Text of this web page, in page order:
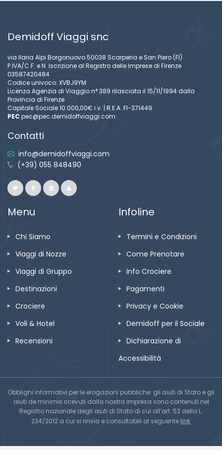
Demidoff Viaggi snc
via Ilaria Alpi Borgonuovo 50038 Scarperia e San Piero (FI)
P.IVA/C.F. e N. Iscrizione al Registro delle Imprese di Firenze
03587420484
Codice univoco: XVBJ9YM
Licenza Agenzia di Viaggio n° 389 rilasciata il 15/11/1994 dalla
Provincia di Firenze
Capitale Sociale 10.000,00€ i.v. | R.E.A. FI-371449
PEC pec@pec.demidoffviaggi.com
Contatti
info@demidoffviaggi.com
(+39) 055 848490
Menu
Chi Siamo
Viaggi di Nozze
Viaggi di Gruppo
Destinazioni
Crociere
Voli & Hotel
Recensioni
Infoline
Termini e Condizioni
Come Prenotare
Info Crociere
Pagamenti
Privacy e Cookie
Demidoff per il Sociale
Dichiarazione di
Accessibilità
Obblighi informativi per le erogazioni pubbliche: gli aiuti di Stato e gli
aiuti de minimis ricevuti dalla nostra impresa sono contenuti nel
Registro nazionale degli aiuti di Stato di cui all’art. 52 della L.
234/2012 a cui si rinvia e consultabili al seguente link